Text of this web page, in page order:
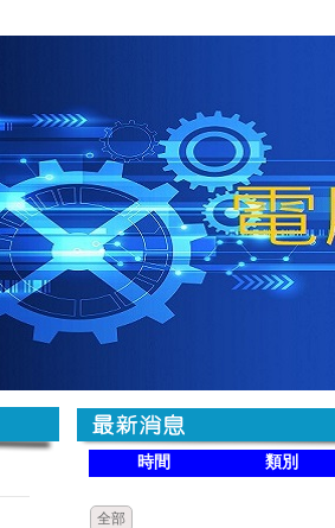
時間 類別
全部